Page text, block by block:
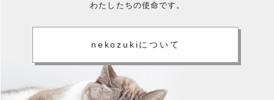
わたしたちの使命です。
nekozukiについて